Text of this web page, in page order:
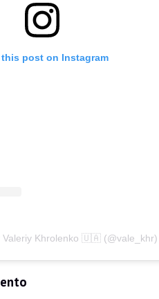
this post on Instagram
Valeriy Khrolenko 🇺🇦 (@vale_khr)